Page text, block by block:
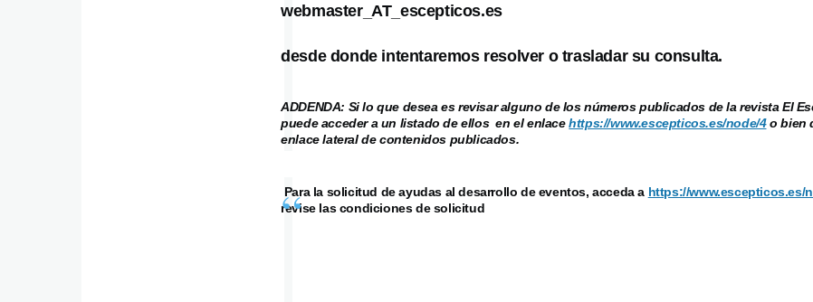
webmaster_AT_escepticos.es
desde donde intentaremos resolver o trasladar su consulta.
ADDENDA: Si lo que desea es revisar alguno de los números publicados de la revista El
puede acceder a un listado de ellos en el enlacehttps://www.escepticos.es/node/4o bien
enlace lateral de contenidos publicados.
Para la solicitud de ayudas al desarrollo de eventos, acceda a https://www.escepticos.es/
revise las condiciones de solicitud